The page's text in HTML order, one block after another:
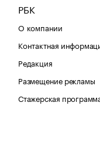
РБК
О компании
Контактная
Редакция
Размещение рекламы
Стажерская